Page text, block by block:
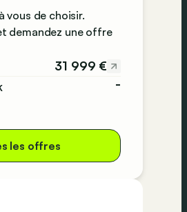
vous de choisir.
demandez une offre
31 999 €
-
les offres